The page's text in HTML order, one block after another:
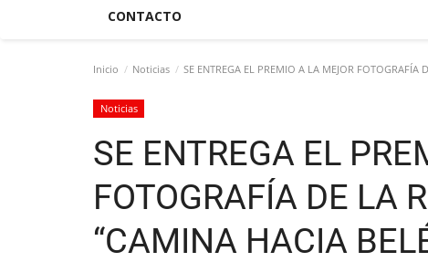
CONTACTO
Inicio Noticias SE ENTREGA EL PREMIO A LA MEJOR FOTOGRAFÍA
Noticias
SE ENTREGA EL
FOTOGRAFÍA DE LA
“CAMINA HACIA